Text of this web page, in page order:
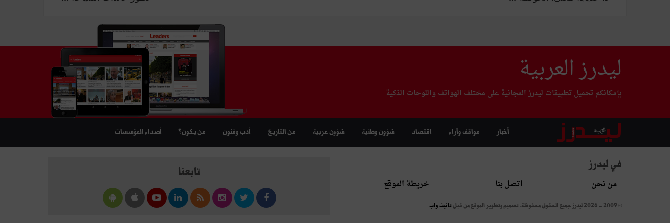
ليدرز العربية
بإمكانكم تحميل تطبيقات ليدرز المجانية على مختلف الهواتف واللوحات الذكية
أخبار مواقف وآراء اقتصاد شؤون وطنية شؤون عربية من التاريخ أدب وفنون من يكون؟ أصداء المؤسسات
في ليدرز
من نحن اتصل بنا خريطة الموقع
© 2009 - 2026 ليدرز جميع الحقوق محفوظة. تصميم وتطوير الموقع من قبل تانيت واب
تابعنا